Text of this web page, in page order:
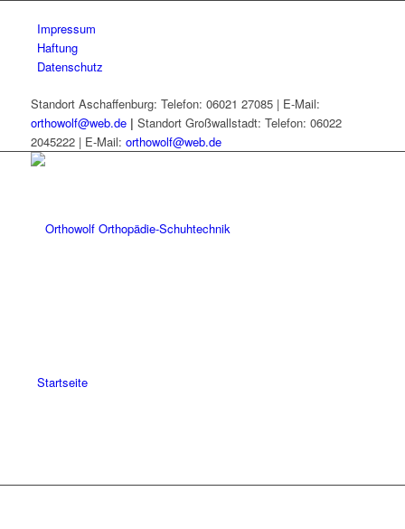
Impressum
Haftung
Datenschutz
Standort Aschaffenburg: Telefon: 06021 27085 | E-Mail:
orthowolf@web.de | Standort Großwallstadt: Telefon: 06022
2045222 | E-Mail: orthowolf@web.de
Startseite